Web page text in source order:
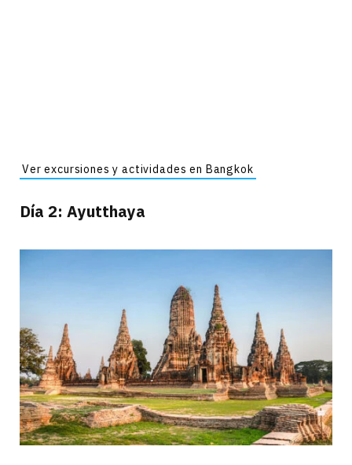
Ver excursiones y actividades en Bangkok
Día 2: Ayutthaya